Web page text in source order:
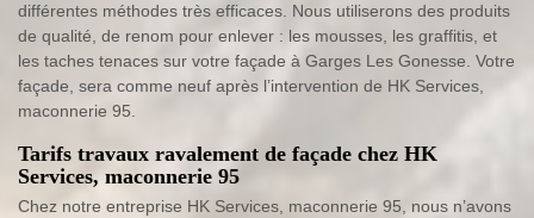
différentes méthodes très efficaces. Nous utiliserons des produits
de qualité, de renom pour enlever : les mousses, les graffitis, et
les taches tenaces sur votre façade à Garges Les Gonesse. Votre
façade, sera comme neuf après l’intervention de HK Services,
maconnerie 95.
Tarifs travaux ravalement de façade chez HK
Services, maconnerie 95
Chez notre entreprise HK Services, maconnerie 95, nous n’avons